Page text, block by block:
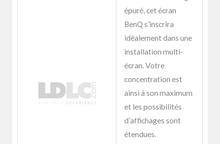
épuré, cet écran
BenQ s’inscrira
idéalement dans une
installation multi-
écran. Votre
concentration est
ainsi à son maximum
et les possibilités
d’affichages sont
étendues.